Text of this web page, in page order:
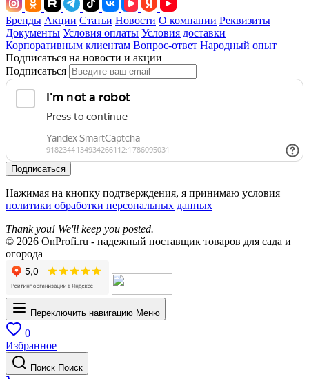
Бренды Акции Статьи Новости О компании Реквизиты
Документы Условия оплаты Условия доставки
Корпоративным клиентам Вопрос-ответ Народный опыт
Подписаться на новости и акции
Подписаться
Подписаться
Нажимая на кнопку подтверждения, я принимаю условия
политики обработки персональных данных
Thank you! We'll keep you posted.
© 2026 OnProfi.ru - надежный поставщик товаров для сада и
огорода
Переключить навигацию Меню
0
Избранное
Поиск Поиск